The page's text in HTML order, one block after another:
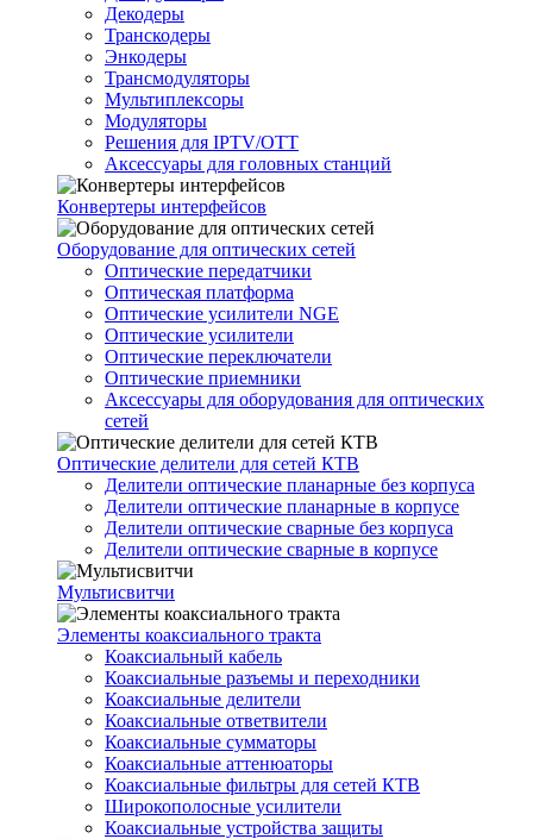
Декодеры
Транскодеры
Энкодеры
Трансмодуляторы
Мультиплексоры
Модуляторы
Решения для IPTV/OTT
Аксессуары для головных станций
Конвертеры интерфейсов
Оборудование для оптических сетей
Оптические передатчики
Оптическая платформа
Оптические усилители NGE
Оптические усилители
Оптические переключатели
Оптические приемники
Аксессуары для оборудования для оптических
сетей
Оптические делители для сетей КТВ
Делители оптические планарные без корпуса
Делители оптические планарные в корпусе
Делители оптические сварные без корпуса
Делители оптические сварные в корпусе
Мультисвитчи
Элементы коаксиального тракта
Коаксиальный кабель
Коаксиальные разъемы и переходники
Коаксиальные делители
Коаксиальные ответвители
Коаксиальные сумматоры
Коаксиальные аттенюаторы
Коаксиальные фильтры для сетей КТВ
Широкополосные усилители
Коаксиальные устройства защиты